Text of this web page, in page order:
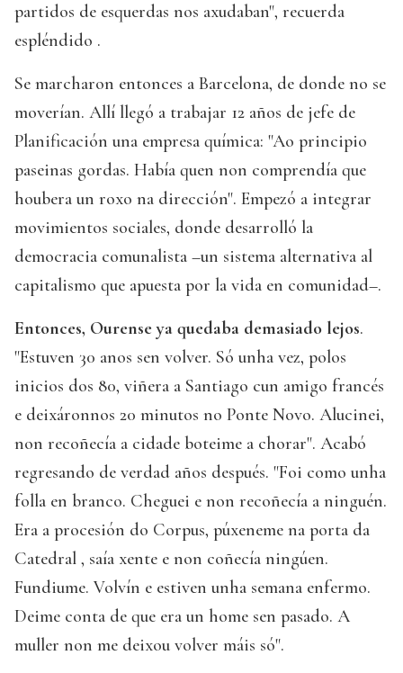
partidos de esquerdas nos axudaban", recuerda
espléndido .
Se marcharon entonces a Barcelona, de donde no se
moverían. Allí llegó a trabajar 12 años de jefe de
Planificación una empresa química: "Ao principio
paseinas gordas. Había quen non comprendía que
houbera un roxo na dirección". Empezó a integrar
movimientos sociales, donde desarrolló la
democracia comunalista –un sistema alternativa al
capitalismo que apuesta por la vida en comunidad–.
Entonces, Ourense ya quedaba demasiado lejos.
"Estuven 30 anos sen volver. Só unha vez, polos
inicios dos 80, viñera a Santiago cun amigo francés
e deixáronnos 20 minutos no Ponte Novo. Alucinei,
non recoñecía a cidade boteime a chorar". Acabó
regresando de verdad años después. "Foi como unha
folla en branco. Cheguei e non recoñecía a ninguén.
Era a procesión do Corpus, púxeneme na porta da
Catedral , saía xente e non coñecía ningúen.
Fundiume. Volvín e estiven unha semana enfermo.
Deime conta de que era un home sen pasado. A
muller non me deixou volver máis só".